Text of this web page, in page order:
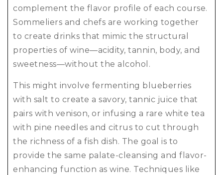
complement the flavor profile of each course.
Sommeliers and chefs are working together
to create drinks that mimic the structural
properties of wine—acidity, tannin, body, and
sweetness—without the alcohol.
This might involve fermenting blueberries
with salt to create a savory, tannic juice that
pairs with venison, or infusing a rare white tea
with pine needles and citrus to cut through
the richness of a fish dish. The goal is to
provide the same palate-cleansing and flavor-
enhancing function as wine. Techniques like